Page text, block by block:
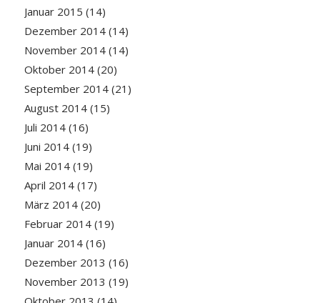
Januar 2015 (14)
Dezember 2014(14)
November 2014(14)
Oktober 2014(20)
September 2014(21)
August 2014(15)
Juli 2014(16)
Juni 2014(19)
Mai 2014(19)
April 2014(17)
März 2014(20)
Februar 2014(19)
Januar 2014(16)
Dezember 2013 (16)
November 2013 (19)